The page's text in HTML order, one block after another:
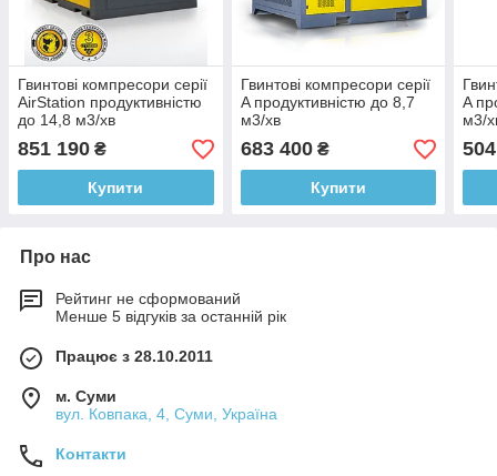
Гвинтові компресори серії
AirStation продуктивністю
до 14,8 м3/хв
851 190 ₴
Купити
Гвинтові компресори серії
A продуктивністю до 8,7
м3/хв
683 400₴
Купити
A
м3/
Про нас
Рейтинг не сформований
Менше 5 відгуків за останній рік
Працює з 28.10.2011
м. Суми
вул. Ковпака, 4, Суми, Україна
Контакти